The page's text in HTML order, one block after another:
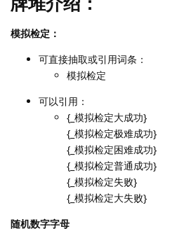
模拟检定：
可直接抽取或引用词条：
模拟检定
可以引用：
{_模拟检定大成功}
{_模拟检定极难成功}
{_模拟检定困难成功}
{_模拟检定普通成功}
{_模拟检定失败}
{_模拟检定大失败}
随机数字字母